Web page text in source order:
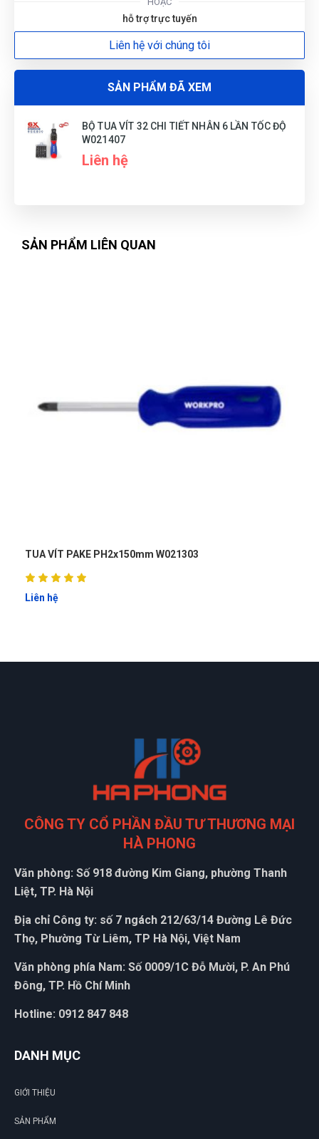
HN
đóng gói rất gọn và đẹp,có hướng dẫn sử dụng rõ ràng.
hỗ trợ trực tuyến
Liên hệ với chúng tôi
SẢN PHẨM ĐÃ XEM
BỘ TUA VÍT 32 CHI TIẾT NHÂN 6 LẦN TỐC ĐỘ
W021407
Liên hệ
SẢN PHẨM LIÊN QUAN
TUA VÍT PAKE PH2x150mm W021303
Liên hệ
CÔNG TY CỔ PHẦN ĐẦU TƯ THƯƠNG MẠI
HÀ PHONG
Văn phòng: Số 918 đường Kim Giang, phường Thanh
Liệt, TP. Hà Nội
Địa chỉ Công ty: số 7 ngách 212/63/14 Đường Lê Đức
Thọ, Phường Từ Liêm, TP Hà Nội, Việt Nam
Văn phòng phía Nam: Số 0009/1C Đỗ Mười, P. An Phú
Đông, TP. Hồ Chí Minh
Hotline: 0912 847 848
DANH MỤC
GIỚI THIỆU
SẢN PHẨM